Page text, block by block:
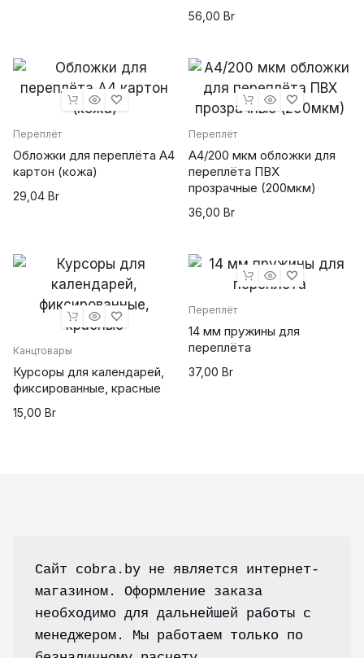
56,00 Br
Переплёт
Обложки для переплёта А4
картон (кожа)
29,04 Br
Переплёт
А4/200 мкм обложки для
переплёта ПВХ
прозрачные (200мкм)
36,00 Br
Канцтовары
Курсоры для календарей,
фиксированные, красные
15,00 Br
Переплёт
14 мм пружины для
переплёта
37,00 Br
Сайт cobra.by не является интернет-
магазином. Оформление заказа
необходимо для дальнейшей работы с
менеджером. Мы работаем только по